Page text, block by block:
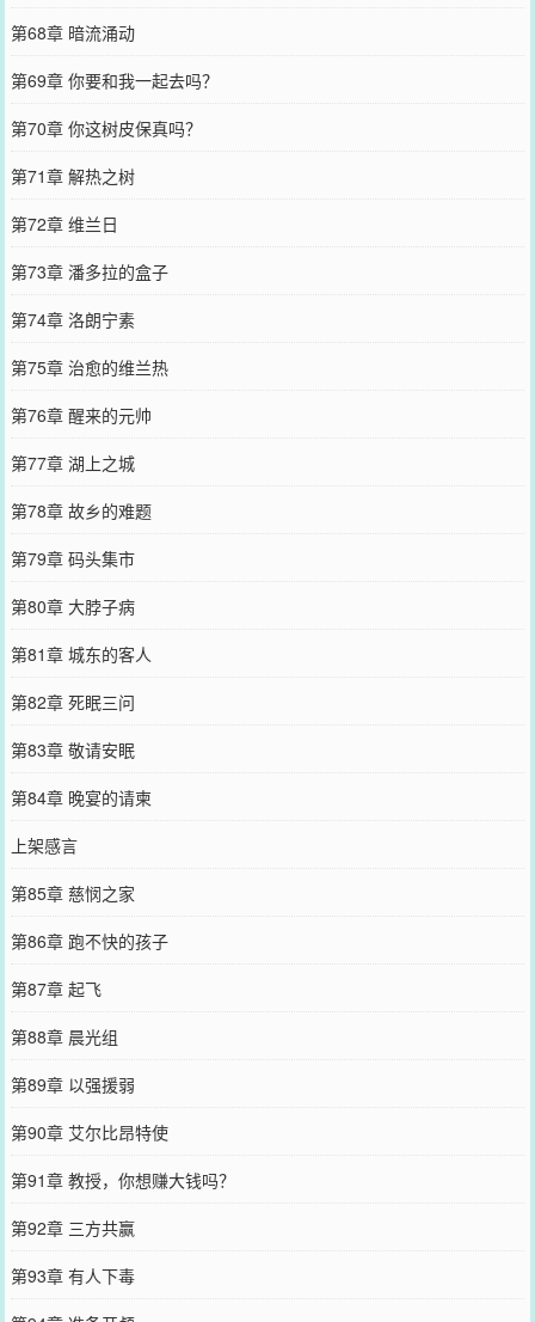
第68章 暗流涌动
第69章 你要和我一起去吗？
第70章 你这树皮保真吗？
第71章 解热之树
第72章 维兰日
第73章 潘多拉的盒子
第74章 洛朗宁素
第75章 治愈的维兰热
第76章 醒来的元帅
第77章 湖上之城
第78章 故乡的难题
第79章 码头集市
第80章 大脖子病
第81章 城东的客人
第82章 死眠三问
第83章 敬请安眠
第84章 晚宴的请柬
上架感言
第85章 慈悯之家
第86章 跑不快的孩子
第87章 起飞
第88章 晨光组
第89章 以强援弱
第90章 艾尔比昂特使
第91章 教授，你想赚大钱吗？
第92章 三方共赢
第93章 有人下毒